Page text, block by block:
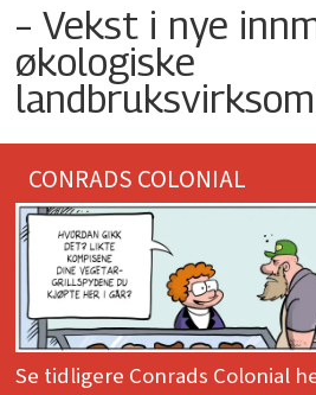
– Vekst i nye
økologiske
CONRADS COLONIAL
Se tidligere Conrads Colonial